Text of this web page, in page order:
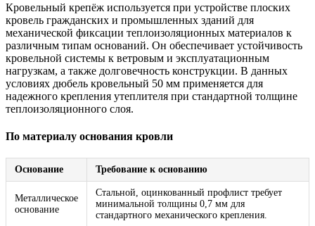
Кровельный крепёж используется при устройстве плоских
кровель гражданских и промышленных зданий для
механической фиксации теплоизоляционных материалов к
различным типам оснований. Он обеспечивает устойчивость
кровельной системы к ветровым и эксплуатационным
нагрузкам, а также долговечность конструкции. В данных
условиях дюбель кровельный 50 мм применяется для
надежного крепления утеплителя при стандартной толщине
теплоизоляционного слоя.
По материалу основания кровли
Основание Требование к основанию
Металлическое
основание
Стальной, оцинкованный профлист требует
минимальной толщины 0,7 мм для
стандартного механического крепления.